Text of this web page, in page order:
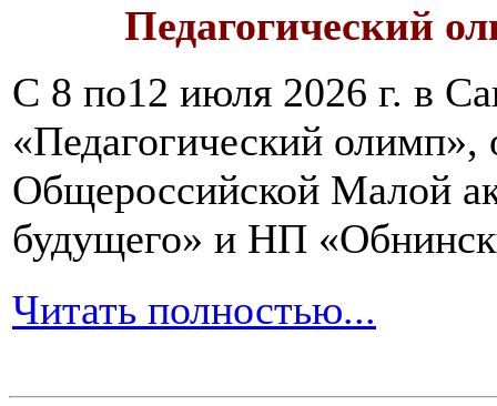
Педагогический
С 8 по12 июля 2026 г. в
«Педагогический олимп»,
Общероссийской Малой
будущего» и НП
Читать полностью...